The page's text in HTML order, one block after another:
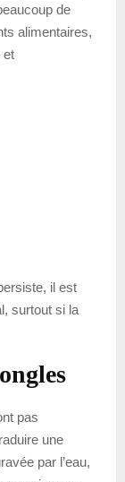
de
alimentaires,
et
il est
surtout si la
pas
une
par l’eau,